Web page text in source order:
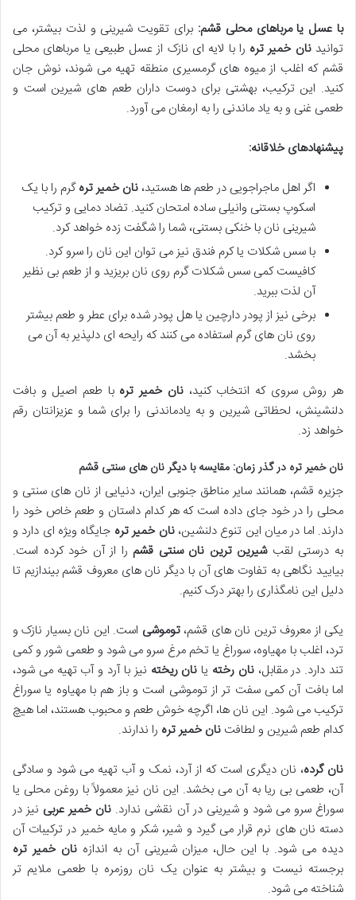
با عسل یا مرباهای محلی قشم: برای تقویت شیرینی و لذت بیشتر، می
توانیدنان خمیر تره را با لایه ای نازک از عسل طبیعی یا مرباهای محلی
قشم که اغلب از میوه های گرمسیری منطقه تهیه می شوند، نوش جان
کنید. این ترکیب، بهشتی برای دوست داران طعم های شیرین است و
طعمی غنی و به یاد ماندنی را به ارمغان می آورد.
پیشنهادهای خلاقانه:
اگر اهل ماجراجویی در طعم ها هستید، نان خمیر ترهگرم را با یک
اسکوپ بستنی وانیلی ساده امتحان کنید. تضاد دمایی و ترکیب
شیرینی نان با خنکی بستنی، شما را شگفت زده خواهد کرد.
با سس شکلات یا کرم فندق نیز می توان این نان را سرو کرد.
کافیست کمی سس شکلات گرم روی نان بریزید و از طعم بی نظیر
آن لذت ببرید.
برخی نیز از پودر دارچین یا هل پودر شده برای عطر و طعم بیشتر
روی نان های گرم استفاده می کنند که رایحه ای دلپذیر به آن می
بخشد.
هر روش سروی که انتخاب کنید،نان خمیر تره با طعم اصیل و بافت
دلنشینش، لحظاتی شیرین و به یادماندنی را برای شما و عزیزانتان رقم
خواهد زد.
نان خمیر تره در گذر زمان: مقایسه با دیگر نان های سنتی قشم
جزیره قشم، همانند سایر مناطق جنوبی ایران، دنیایی از نان های سنتی و
محلی را در خود جای داده است که هر کدام داستان و طعم خاص خود را
دارند. اما در میان این تنوع دلنشین،نان خمیر تره جایگاه ویژه ای دارد و
به درستی لقبشیرین ترین نان سنتی قشم را از آن خود کرده است.
بیایید نگاهی به تفاوت های آن با دیگر نان های معروف قشم بیندازیم تا
دلیل این نامگذاری را بهتر درک کنیم.
یکی از معروف ترین نان های قشم،توموشی است. این نان بسیار نازک و
ترد، اغلب با مهیاوه، سوراغ یا تخم مرغ سرو می شود و طعمی شور و کمی
تند دارد. در مقابل،نان رخته یا نان ریخته نیز با آرد و آب تهیه می شود،
اما بافت آن کمی سفت تر از توموشی است و باز هم با مهیاوه یا سوراغ
ترکیب می شود. این نان ها، اگرچه خوش طعم و محبوب هستند، اما هیچ
کدام طعم شیرین و لطافت نان خمیر تره را ندارند.
نان گرده، نان دیگری است که از آرد، نمک و آب تهیه می شود و سادگی
آن، طعمی بی ریا به آن می بخشد. این نان نیز معمولاً با روغن محلی یا
سوراغ سرو می شود و شیرینی در آن نقشی ندارد. نان خمیر عربی نیز در
دسته نان های نرم قرار می گیرد و شیر، شکر و مایه خمیر در ترکیبات آن
دیده می شود. با این حال، میزان شیرینی آن به اندازهنان خمیر تره
برجسته نیست و بیشتر به عنوان یک نان روزمره با طعمی ملایم تر
شناخته می شود.